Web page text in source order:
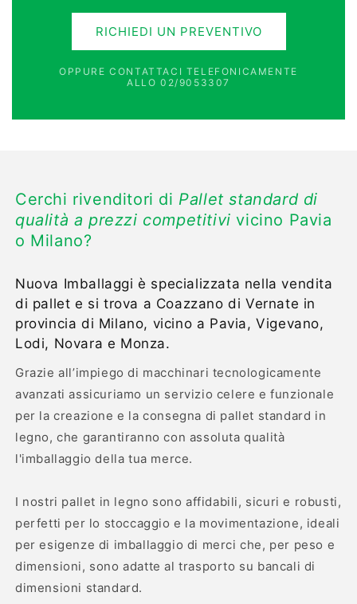
RICHIEDI UN PREVENTIVO
OPPURE CONTATTACI TELEFONICAMENTE
ALLO 02/9053307
Cerchi rivenditori di Pallet standard di
qualità a prezzi competitivi vicino Pavia
o Milano?
Nuova Imballaggi è specializzata nella vendita
di pallet e si trova a Coazzano di Vernate in
provincia di Milano, vicino a Pavia, Vigevano,
Lodi, Novara e Monza.
Grazie all’impiego di macchinari tecnologicamente
avanzati assicuriamo un servizio celere e funzionale
per la creazione e la consegna di pallet standard in
legno, che garantiranno con assoluta qualità
l'imballaggio della tua merce.
I nostri pallet in legno sono affidabili, sicuri e robusti,
perfetti per lo stoccaggio e la movimentazione, ideali
per esigenze di imballaggio di merci che, per peso e
dimensioni, sono adatte al trasporto su bancali di
dimensioni standard.